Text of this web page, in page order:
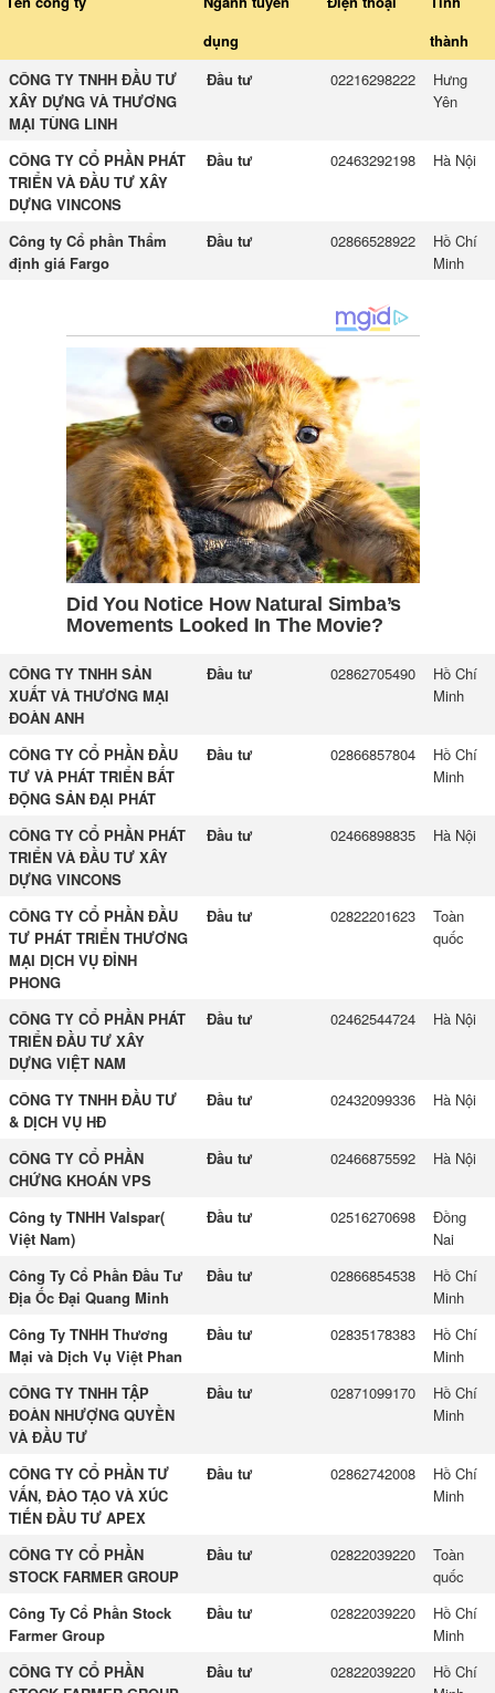
dụng
thành
CÔNG TY TNHH ĐẦU TƯ
XÂY DỰNG VÀ THƯƠNG
MẠI TÙNG LINH
Đầu tư 02216298222
Hưng
Yên
CÔNG TY CỔ PHẦN PHÁT
TRIỂN VÀ ĐẦU TƯ XÂY
DỰNG VINCONS
Đầu tư 02463292198 Hà Nội
Công ty Cổ phần Thẩm
định giá Fargo
Đầu tư 02866528922
Hồ Chí
Minh
CÔNG TY TNHH SẢN
XUẤT VÀ THƯƠNG MẠI
ĐOÀN ANH
Đầu tư 02862705490
Hồ Chí
Minh
CÔNG TY CỔ PHẦN ĐẦU
TƯ VÀ PHÁT TRIỂN BẤT
ĐỘNG SẢN ĐẠI PHÁT
Đầu tư 02866857804
Hồ Chí
Minh
CÔNG TY CỔ PHẦN PHÁT
TRIỂN VÀ ĐẦU TƯ XÂY
DỰNG VINCONS
Đầu tư 02466898835 Hà Nội
CÔNG TY CỔ PHẦN ĐẦU
TƯ PHÁT TRIỂN THƯƠNG
MẠI DỊCH VỤ ĐỈNH
PHONG
Đầu tư 02822201623
Toàn
quốc
CÔNG TY CỔ PHẦN PHÁT
TRIỂN ĐẦU TƯ XÂY
DỰNG VIỆT NAM
Đầu tư 02462544724 Hà Nội
CÔNG TY TNHH ĐẦU TƯ
& DỊCH VỤ HĐ
Đầu tư 02432099336 Hà Nội
CÔNG TY CỔ PHẦN
CHỨNG KHOÁN VPS
Đầu tư 02466875592 Hà Nội
Công ty TNHH Valspar(
Việt Nam)
Đầu tư 02516270698
Đồng
Nai
Công Ty Cổ Phần Đầu Tư
Địa Ốc Đại Quang Minh
Đầu tư 02866854538
Hồ Chí
Minh
Công Ty TNHH Thương
Mại và Dịch Vụ Việt Phan
Đầu tư 02835178383
Hồ Chí
Minh
CÔNG TY TNHH TẬP
ĐOÀN NHƯỢNG QUYỀN
VÀ ĐẦU TƯ
Đầu tư 02871099170
Hồ Chí
Minh
CÔNG TY CỔ PHẦN TƯ
VẤN, ĐÀO TẠO VÀ XÚC
TIẾN ĐẦU TƯ APEX
Đầu tư 02862742008
Hồ Chí
Minh
CÔNG TY CỔ PHẦN
STOCK FARMER GROUP
Đầu tư 02822039220
Toàn
quốc
Công Ty Cổ Phần Stock
Farmer Group
Đầu tư 02822039220
Hồ Chí
Minh
CÔNG TY CỔ PHẦN
Đầu tư 02822039220
Hồ Chí